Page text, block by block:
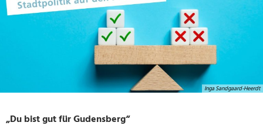
Inga Sandgaard-Heerdt
„Du bist gut für Gudensberg“